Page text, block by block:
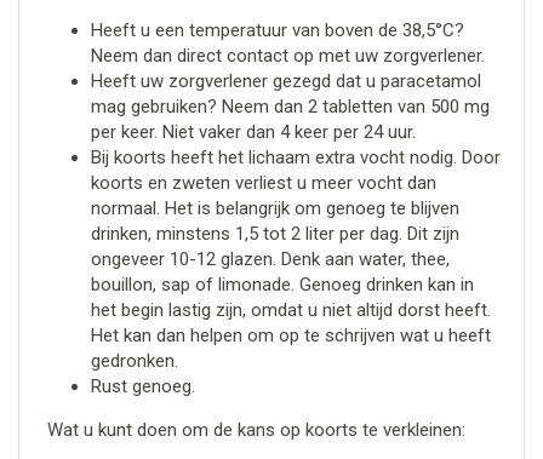
Heeft u een temperatuur van boven de 38,5°C?
Neem dan direct contact op met uw zorgverlener.
Heeft uw zorgverlener gezegd dat u paracetamol
mag gebruiken? Neem dan 2 tabletten van 500 mg
per keer. Niet vaker dan 4 keer per 24 uur.
Bij koorts heeft het lichaam extra vocht nodig. Door
koorts en zweten verliest u meer vocht dan
normaal. Het is belangrijk om genoeg te blijven
drinken, minstens 1,5 tot 2 liter per dag. Dit zijn
ongeveer 10-12 glazen. Denk aan water, thee,
bouillon, sap of limonade. Genoeg drinken kan in
het begin lastig zijn, omdat u niet altijd dorst heeft.
Het kan dan helpen om op te schrijven wat u heeft
gedronken.
Rust genoeg.
Wat u kunt doen om de kans op koorts te verkleinen: